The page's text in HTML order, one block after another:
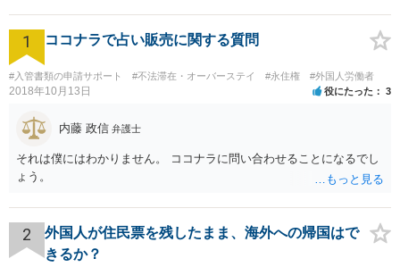
1 ココナラで占い販売に関する質問
#入管書類の申請サポート #不法滞在・オーバーステイ #永住権 #外国人労働者
2018年10月13日 役にたった 3
内藤 政信 弁護士
それは僕にはわかりません。 ココナラに問い合わせることになるでし
ょう。
2
外国人が住民票を残したまま、海外への帰国はで
きるか？